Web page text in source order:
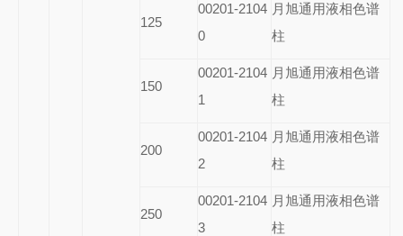
125
00201-2104
0
月旭通用液相色谱
柱
150
00201-2104
1
月旭通用液相色谱
柱
200
00201-2104
2
月旭通用液相色谱
柱
250
00201-2104
3
月旭通用液相色谱
柱